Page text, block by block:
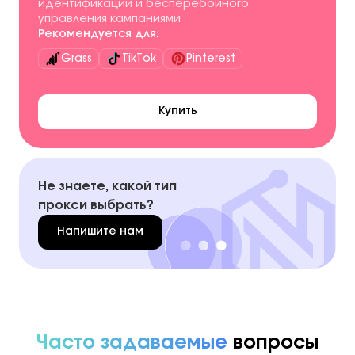
идентификации и бесперебойного
управления кампаниями
Рекомендуется для:
Grass TikTok Pinterest
Купить
Не знаете, какой тип
прокси выбрать?
Напишите нам
Часто задаваемые вопросы